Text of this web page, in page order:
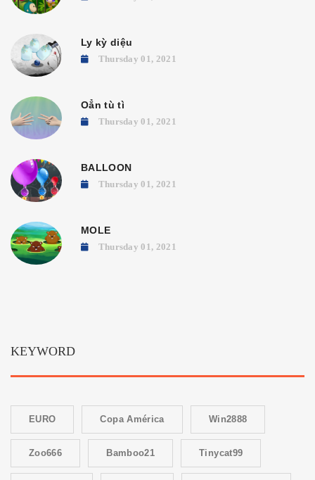
Ly kỳ diệu
Thursday 01, 2021
Oẳn tù tì
Thursday 01, 2021
BALLOON
Thursday 01, 2021
MOLE
Thursday 01, 2021
KEYWORD
EURO Copa América Win2888
Zoo666 Bamboo21 Tinycat99